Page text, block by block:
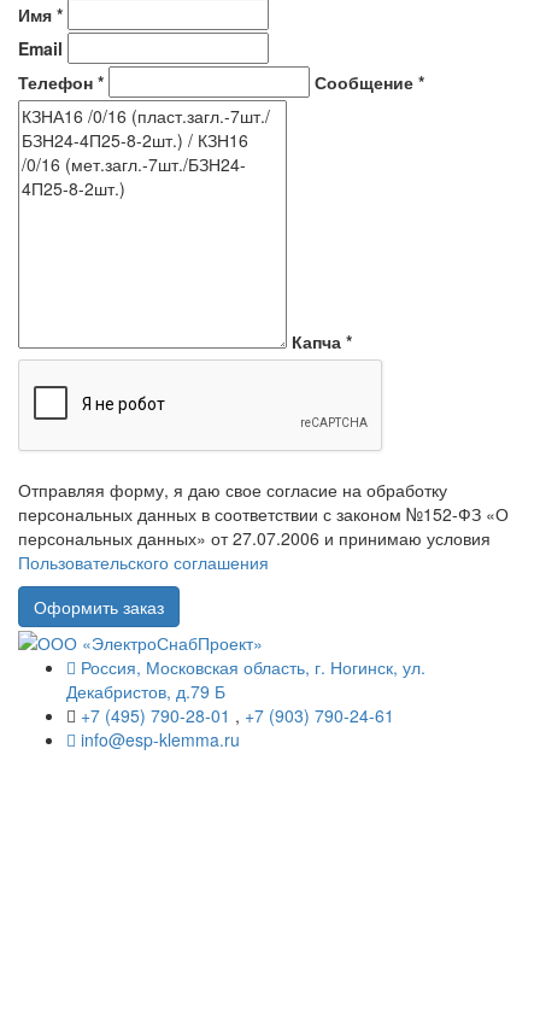
Имя *
Email
Телефон * Сообщение *
Капча *
Отправляя форму, я даю свое согласие на обработку
персональных данных в соответствии с законом №152-ФЗ «О
персональных данных» от 27.07.2006 и принимаю условия
Пользовательского соглашения
Россия, Московская область, г. Ногинск, ул.
Декабристов, д.79 Б
+7 (495) 790-28-01 , +7 (903) 790-24-61
info@esp-klemma.ru